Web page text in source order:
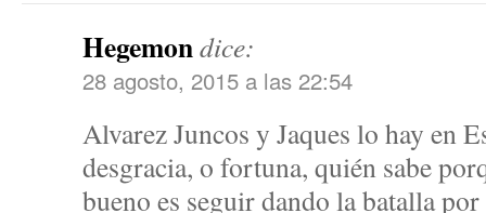
Hegemondice:
28 agosto, 2015 a las 22:54
Alvarez Juncos y Jaques lo hay en
desgracia, o fortuna, quién sabe
bueno es seguir dando la batalla